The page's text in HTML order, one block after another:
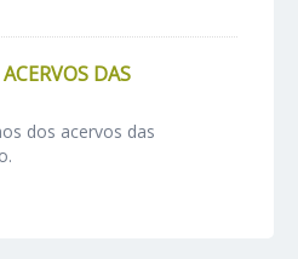
DAS
dos acervos das